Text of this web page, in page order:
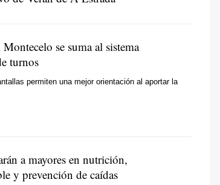
se suma al sistema
turnos
permiten una mejor orientación al aportar la
a mayores en nutrición,
y prevención de caídas